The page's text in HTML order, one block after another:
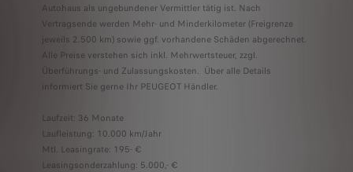
Autohaus als ungebundener Vermittler tätig ist. Nach
Vertragsende werden Mehr- und Minderkilometer (Freigrenze
jeweils 2.500 km) sowie ggf. vorhandene Schäden abgerechnet.
Alle Preise verstehen sich inkl. Mehrwertsteuer, zzgl.
Überführungs- und Zulassungskosten. ​ Über alle Details
informiert Sie gerne Ihr PEUGEOT Händler.
Laufzeit: 36 Monate
Laufleistung: 10.000 km/Jahr
Mtl. Leasingrate: 195- €
Leasingsonderzahlung: 5.000,- €